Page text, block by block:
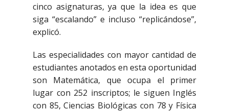
cinco asignaturas, ya que la idea es que
siga “escalando” e incluso “replicándose”,
explicó.
Las especialidades con mayor cantidad de
estudiantes anotados en esta oportunidad
son Matemática, que ocupa el primer
lugar con 252 inscriptos; le siguen Inglés
con 85, Ciencias Biológicas con 78 y Física